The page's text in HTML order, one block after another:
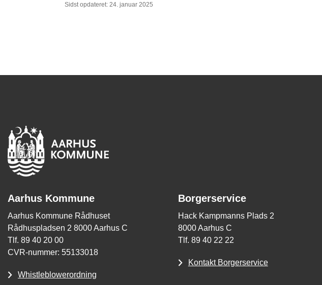
Sidst opdateret: 24. januar 2025
Aarhus Kommune
Aarhus Kommune Rådhuset
Rådhuspladsen 2 8000 Aarhus C
Tlf. 89 40 20 00
CVR-nummer: 55133018
Whistleblowerordning
Borgerservice
Hack Kampmanns Plads 2
8000 Aarhus C
Tlf. 89 40 22 22
Kontakt Borgerservice